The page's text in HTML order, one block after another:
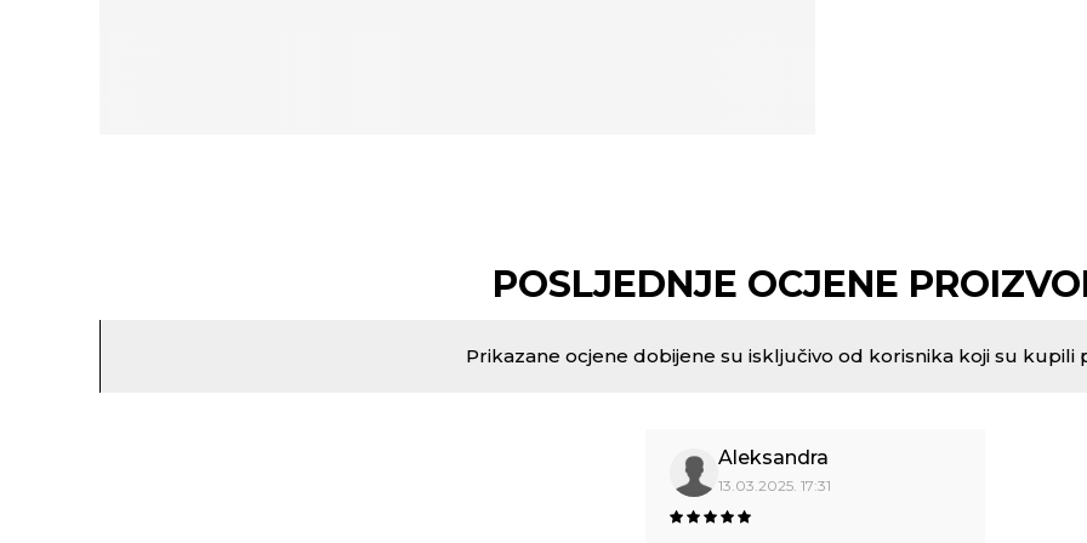
POSLJEDNJE OCJENE
Prikazane ocjene dobijene su isključivo od korisnika koji su kupili
Aleksandra
13.03.2025. 17:31